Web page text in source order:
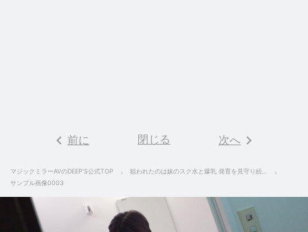
keyboard_arrow_left 前に 閉じる 次へ keyboard_arrow_right
マジックミラーAVのDEEP'S公式TOP
サンプル画像0003